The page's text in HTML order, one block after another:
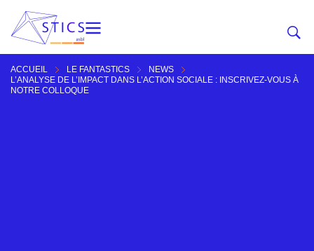
ACCUEIL LE FANTASTICS
NEWS
L’ANALYSE DE L’IMPACT DANS L’ACTION SOCIALE : INSCRIVEZ-VOUS À
NOTRE COLLOQUE